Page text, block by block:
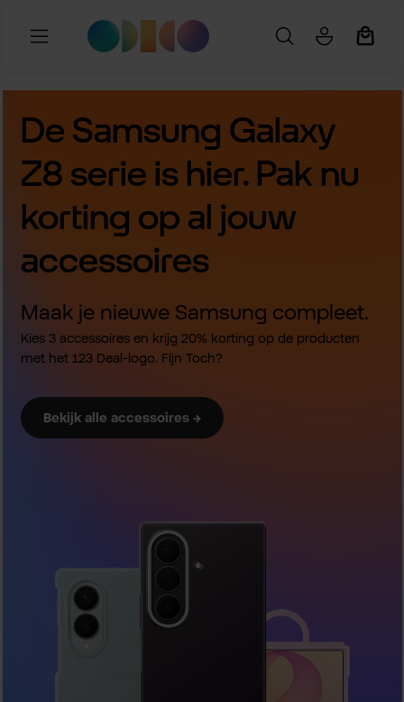
Ga naar de hoofdinhoud
De Samsung Galaxy
Z8 serie is hier. Pak nu
korting op al jouw
accessoires
Maak je nieuwe Samsung compleet.
Kies 3 accessoires en krijg 20% korting op de producten
met het 123 Deal-logo. Fijn Toch?
Bekijk alle accessoires →